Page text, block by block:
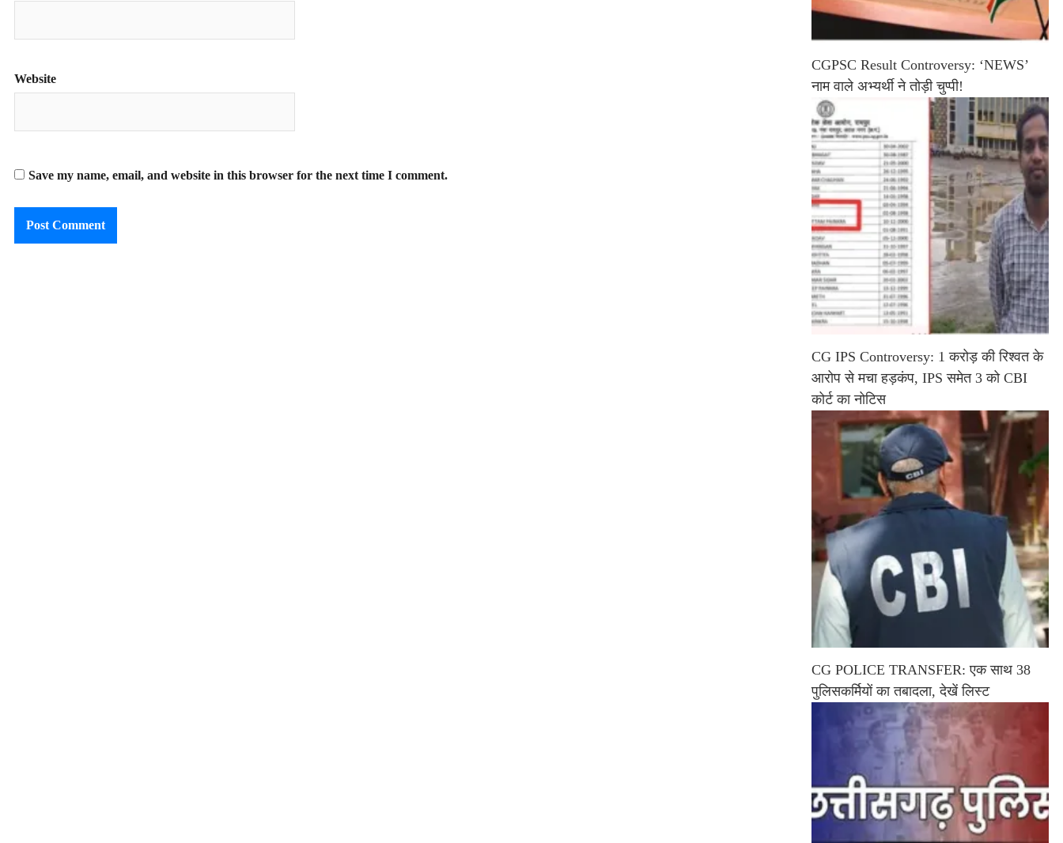
Website
Save my name, email, and website in this browser for the next time I comment.
CGPSC Result Controversy: ‘NEWS’
नाम वाले अभ्यर्थी ने तोड़ी चुप्पी!
CG IPS Controversy: 1 करोड़ की रिश्वत के
आरोप से मचा हड़कंप, IPS समेत 3 को CBI
कोर्ट का नोटिस
CG POLICE TRANSFER: एक साथ 38
पुलिसकर्मियों का तबादला, देखें लिस्ट